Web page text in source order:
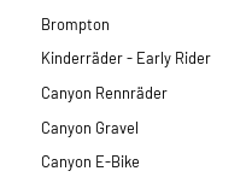
Brompton
Kinderräder - Early Rider
Canyon Rennräder
Canyon Gravel
Canyon E-Bike